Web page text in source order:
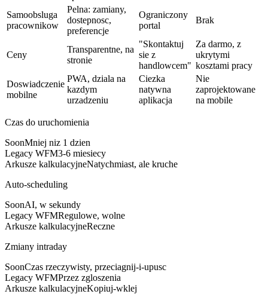
Samoobsluga
pracownikow
Pelna: zamiany,
dostepnosc,
preferencje
Ograniczony
portal
Brak
Ceny
Transparentne, na
stronie
"Skontaktuj
sie z
handlowcem"
Za darmo, z
ukrytymi
kosztami pracy
Doswiadczenie
mobilne
PWA, dziala na
kazdym
urzadzeniu
Ciezka
natywna
aplikacja
Nie
zaprojektowane
na mobile
Czas do uruchomienia
SoonMniej niz 1 dzien
Legacy WFM3-6 miesiecy
Arkusze kalkulacyjneNatychmiast, ale kruche
Auto-scheduling
SoonAI, w sekundy
Legacy WFMRegulowe, wolne
Arkusze kalkulacyjneReczne
Zmiany intraday
SoonCzas rzeczywisty, przeciagnij-i-upusc
Legacy WFMPrzez zgloszenia
Arkusze kalkulacyjneKopiuj-wklej